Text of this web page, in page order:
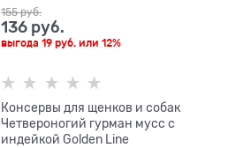
155 руб.
136 руб.
выгода19 руб. или12%
Консервы для щенков и собак
Четвероногий гурман мусс с
индейкой Golden Line